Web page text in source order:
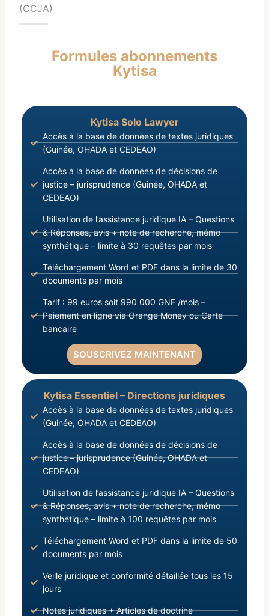
(CCJA)
Formules abonnements
Kytisa
Kytisa Solo Lawyer
Accès à la base de données de textes juridiques
(Guinée, OHADA et CEDEAO)
Accès à la base de données de décisions de
justice – jurisprudence (Guinée, OHADA et
CEDEAO)
Utilisation de l’assistance juridique IA – Questions
& Réponses, avis + note de recherche, mémo
synthétique – limite à 30 requêtes par mois
Téléchargement Word et PDF dans la limite de 30
documents par mois
Tarif : 99 euros soit 990 000 GNF /mois –
Paiement en ligne via Orange Money ou Carte
bancaire
SOUSCRIVEZ MAINTENANT
Kytisa Essentiel – Directions juridiques
Accès à la base de données de textes juridiques
(Guinée, OHADA et CEDEAO)
Accès à la base de données de décisions de
justice – jurisprudence (Guinée, OHADA et
CEDEAO)
Utilisation de l’assistance juridique IA – Questions
& Réponses, avis + note de recherche, mémo
synthétique – limite à 100 requêtes par mois
Téléchargement Word et PDF dans la limite de 50
documents par mois
Veille juridique et conformité détaillée tous les 15
jours
Notes juridiques + Articles de doctrine